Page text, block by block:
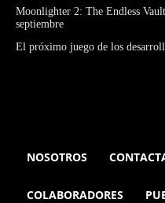
Moonlighter 2: The Endless
septiembre
El próximo juego de los
NOSOTROS
COLABORADORES